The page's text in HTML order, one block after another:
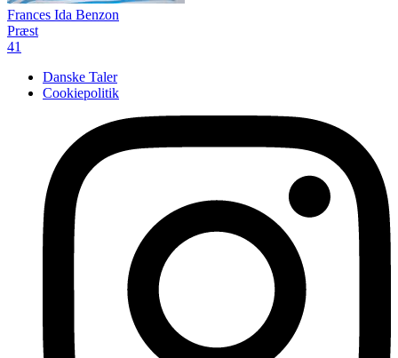
Frances Ida Benzon
Præst
41
Danske Taler
Cookiepolitik